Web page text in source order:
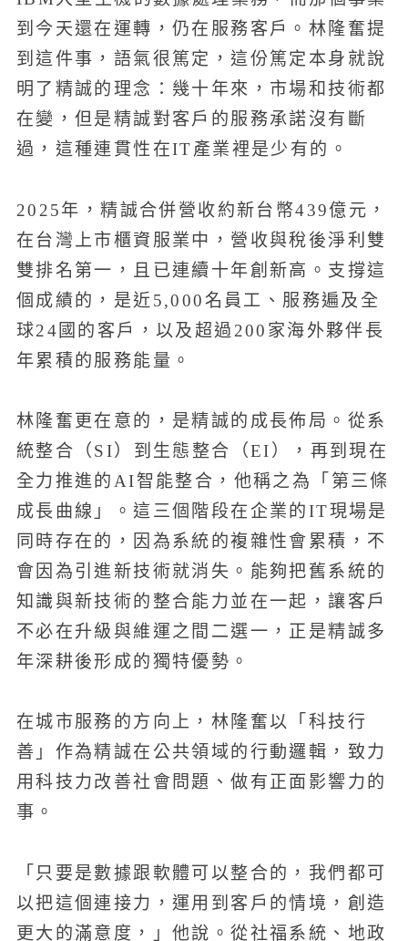
到今天還在運轉，仍在服務客戶。林隆奮提
到這件事，語氣很篤定，這份篤定本身就說
明了精誠的理念：幾十年來，市場和技術都
在變，但是精誠對客戶的服務承諾沒有斷
過，這種連貫性在IT產業裡是少有的。
2025年，精誠合併營收約新台幣439億元，
在台灣上市櫃資服業中，營收與稅後淨利雙
雙排名第一，且已連續十年創新高。支撐這
個成績的，是近5,000名員工、服務遍及全
球24國的客戶，以及超過200家海外夥伴長
年累積的服務能量。
林隆奮更在意的，是精誠的成長佈局。從系
統整合（SI）到生態整合（EI），再到現在
全力推進的AI智能整合，他稱之為「第三條
成長曲線」。這三個階段在企業的IT現場是
同時存在的，因為系統的複雜性會累積，不
會因為引進新技術就消失。能夠把舊系統的
知識與新技術的整合能力並在一起，讓客戶
不必在升級與維運之間二選一，正是精誠多
年深耕後形成的獨特優勢。
在城市服務的方向上，林隆奮以「科技行
善」作為精誠在公共領域的行動邏輯，致力
用科技力改善社會問題、做有正面影響力的
事。
「只要是數據跟軟體可以整合的，我們都可
以把這個連接力，運用到客戶的情境，創造
更大的滿意度，」他說。從社福系統、地政